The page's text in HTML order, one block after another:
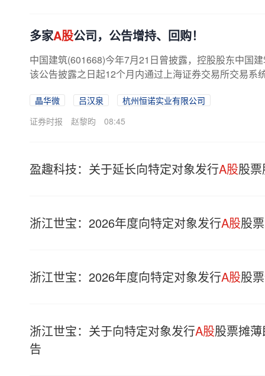
多家A股公司，公告增持、回购！
中国建筑(601668)今年7月21日曾披露，控股股东中国
该公告披露之日起12个月内通过上海证券交易所交易系
晶华微 吕汉泉
杭州恒诺实业有限公司
证券时报
赵黎昀 08:45
盈趣科技：关于延长向特定对象发行A股股
浙江世宝：2026年度向特定对象发行A股股
浙江世宝：2026年度向特定对象发行A股股
浙江世宝：关于向特定对象发行A股股票摊
告